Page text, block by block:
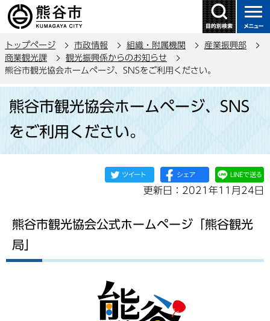
の
ー
ジ
トップページ 市政情報 組織・附属機関
産業振興部
商業観光課
観光振興係からのお知らせ
熊谷市観光協会ホームページ、SNSをご利用ください。
か
熊谷市観光協会ホームページ、SNS
をご利用ください。
更新日：2021年11月24日
熊谷市観光協会公式ホームページ「熊谷観光
局」